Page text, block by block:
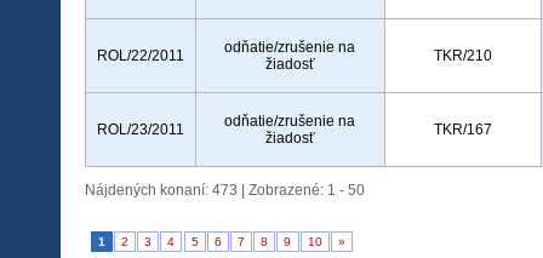
ROL/22/2011
odňatie/zrušenie na
žiadosť
TKR/210
ROL/23/2011
odňatie/zrušenie na
žiadosť
TKR/167
Nájdených konaní: 473 | Zobrazené: 1 - 50
1 2 3 4 5 6 7 8 9 10 »